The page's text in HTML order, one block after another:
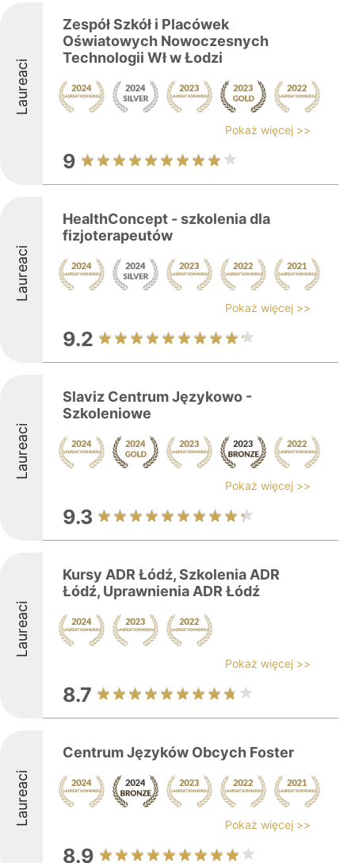
Laureaci
Zespół Szkół i Placówek
Oświatowych Nowoczesnych
Technologii Wł w Łodzi
Pokaż więcej >>
9
Laureaci
HealthConcept - szkolenia dla
fizjoterapeutów
Pokaż więcej >>
9.2
Laureaci
Slaviz Centrum Językowo -
Szkoleniowe
Pokaż więcej >>
9.3
Laureaci
Kursy ADR Łódź, Szkolenia ADR
Łódź, Uprawnienia ADR Łódź
Pokaż więcej >>
8.7
Laureaci
Centrum Języków Obcych Foster
Pokaż więcej >>
8.9